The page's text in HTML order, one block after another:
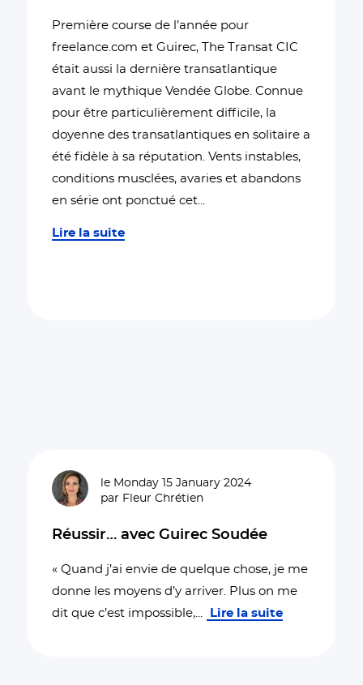
Première course de l’année pour
freelance.com et Guirec, The Transat CIC
était aussi la dernière transatlantique
avant le mythique Vendée Globe. Connue
pour être particulièrement difficile, la
doyenne des transatlantiques en solitaire a
été fidèle à sa réputation. Vents instables,
conditions musclées, avaries et abandons
en série ont ponctué cet...
Lire la suite
le Monday 15 January 2024
par Fleur Chrétien
Réussir… avec Guirec Soudée
« Quand j’ai envie de quelque chose, je me
donne les moyens d’y arriver. Plus on me
dit que c’est impossible,... Lire la suite